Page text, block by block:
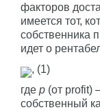
факторов
имеется тот,
собственника
идет о
, (1)
где p (от profit)
собственный